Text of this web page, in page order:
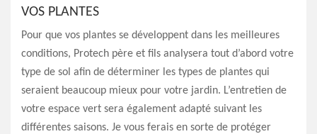
VOS PLANTES
Pour que vos plantes se développent dans les meilleures
conditions, Protech père et fils analysera tout d’abord votre
type de sol afin de déterminer les types de plantes qui
seraient beaucoup mieux pour votre jardin. L’entretien de
votre espace vert sera également adapté suivant les
différentes saisons. Je vous ferais en sorte de protéger